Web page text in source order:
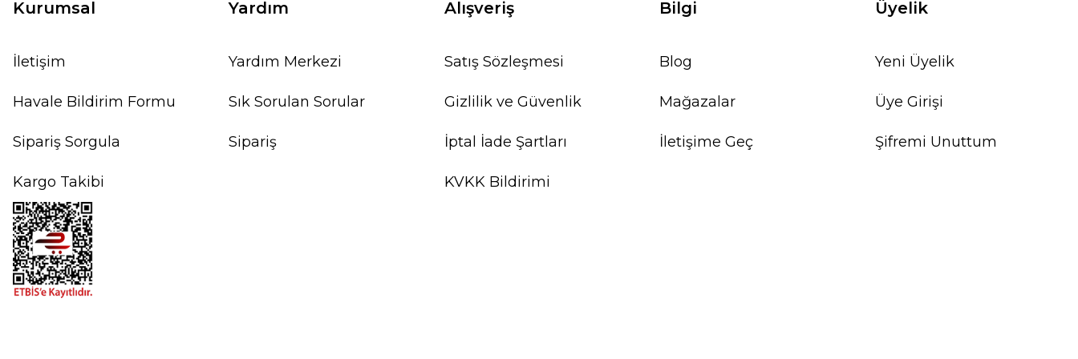
Kurumsal
İletişim
Havale Bildirim Formu
Sipariş Sorgula
Kargo Takibi
Yardım
Yardım Merkezi
Sık Sorulan Sorular
Sipariş
Alışveriş
Satış Sözleşmesi
Gizlilik ve Güvenlik
İptal İade Şartları
KVKK Bildirimi
Bilgi
Blog
Mağazalar
İletişime Geç
Üyelik
Yeni Üyelik
Üye Girişi
Şifremi Unuttum